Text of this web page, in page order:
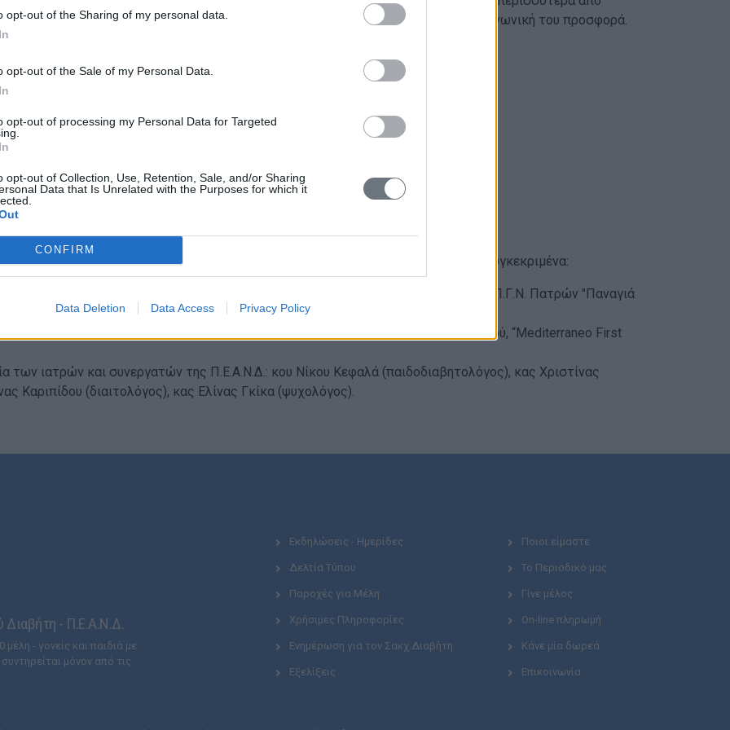
opt-out of the Sharing of my personal data.
opt-out of the Sale of my Personal Data.
opt-out of processing my Personal Data for Targeted
opt-out of Collection, Use, Retention, Sale, and/or Sharing
Data that Is Unrelated with the Purposes for which it
CONFIRM
Data Deletion Data Access Privacy Policy
τιμήθηκε το 2016 με το Αργυρό Μετάλλιο της Ακαδημίας Αθηνών για την κοινωνική του προσφορά.
Νεολαίας Ε.ΣΥ.Ν.
και υποστήριξης με:
Πανεπιστημίου Αθηνών,
Εφαρμογών του Εθνικού Καποδιστριακού Πανεπιστημίου Αθηνών
μεπαιδο-διαβητολογικά ιατρεία της χώρας , δημόσιου και ιδιωτικού τομέα. Συγκεκριμένα:
των Νοσοκομείων Παίδων: "Π. & Α. Κυριακού", "Αγία Σοφία", "Παίδων Πεντέλης", Π.Γ.Ν. Πατρών "Παναγιά
Γ.Ν. Θεσσαλονίκης "Ιπποκράτειο"
των Κλινικών: “Παίδων ΜΗΤΕΡΑ”, “Παιδιατρικό Κέντρο Αθηνών” Όμιλος Ιατρικού, “Mediterraneo First
των ιατρών και συνεργατών της Π.Ε.Α.Ν.Δ.: κου Νίκου Κεφαλά (παιδοδιαβητολόγος), κας Χριστίνας
Καριπίδου (διαιτολόγος), κας Ελίνας Γκίκα (ψυχολόγος).
Διαβήτη - Π.Ε.Α.Ν.Δ.
- γονείς και παιδιά με
μόνον από τις
Εκδηλώσεις - Ημερίδες
Δελτία Τύπου
Παροχές για Μέλη
Χρήσιμες Πληροφορίες
Ενημέρωση για τον Σακχ.Διαβήτη
Εξελίξεις
Ποιοι είμαστε
Το Περιοδικό μας
Γίνε μέλος
On-line πληρωμή
Κάνε μία δωρεά
Επικοινωνία